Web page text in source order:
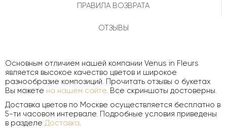
ПРАВИЛА ВОЗВРАТА
ОТЗЫВЫ
Основным отличием нашей компании Venus in Fleurs
является высокое качество цветов и широкое
разнообразие композиций. Прочитать отзывы о букетах
Вы можете на нашем сайте. Все скриншоты достоверны.
Доставка цветов по Москве осуществляется бесплатно в
5-ти часовом интервале. Подробные условия приведены
в разделе Доставка.